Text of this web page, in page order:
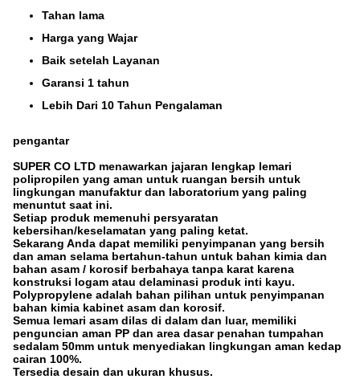
Tahan lama
Harga yang Wajar
Baik setelah Layanan
Garansi 1 tahun
Lebih Dari 10 Tahun Pengalaman
pengantar
SUPER CO LTD menawarkan jajaran lengkap lemari
polipropilen yang aman untuk ruangan bersih untuk
lingkungan manufaktur dan laboratorium yang paling
menuntut saat ini.
Setiap produk memenuhi persyaratan
kebersihan/keselamatan yang paling ketat.
Sekarang Anda dapat memiliki penyimpanan yang bersih
dan aman selama bertahun-tahun untuk bahan kimia dan
bahan asam / korosif berbahaya tanpa karat karena
konstruksi logam atau delaminasi produk inti kayu.
Polypropylene adalah bahan pilihan untuk penyimpanan
bahan kimia kabinet asam dan korosif.
Semua lemari asam dilas di dalam dan luar, memiliki
penguncian aman PP dan area dasar penahan tumpahan
sedalam 50mm untuk menyediakan lingkungan aman kedap
cairan 100%.
Tersedia desain dan ukuran khusus.